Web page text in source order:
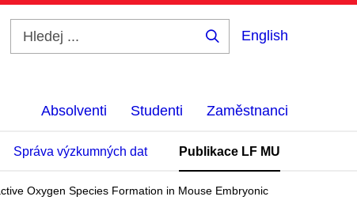
English
Absolventi Studenti Zaměstnanci
Správa výzkumných dat Publikace LF MU
Oxygen Species Formation in Mouse Embryonic